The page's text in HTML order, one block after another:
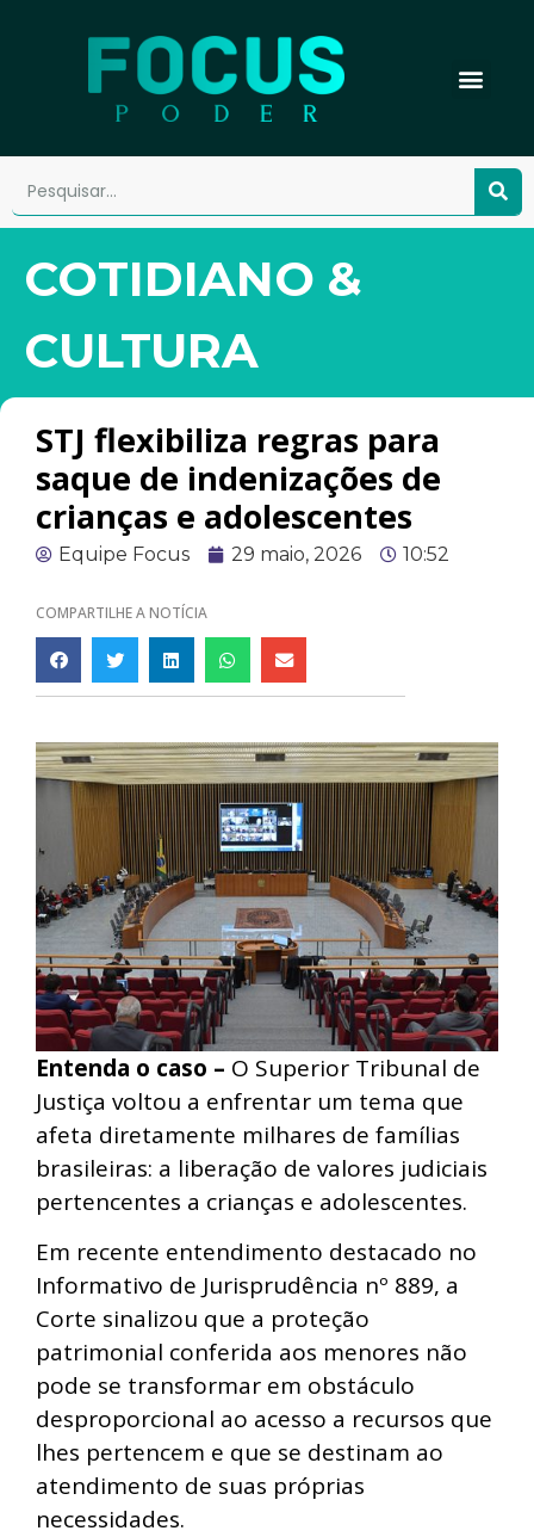
COTIDIANO &
CULTURA
STJ flexibiliza regras para
saque de indenizações de
crianças e adolescentes
Equipe Focus 29 maio, 2026 10:52
COMPARTILHE A NOTÍCIA
Entenda o caso – O Superior Tribunal de
Justiça voltou a enfrentar um tema que
afeta diretamente milhares de famílias
brasileiras: a liberação de valores judiciais
pertencentes a crianças e adolescentes.
Em recente entendimento destacado no
Informativo de Jurisprudência nº 889, a
Corte sinalizou que a proteção
patrimonial conferida aos menores não
pode se transformar em obstáculo
desproporcional ao acesso a recursos que
lhes pertencem e que se destinam ao
atendimento de suas próprias
necessidades.